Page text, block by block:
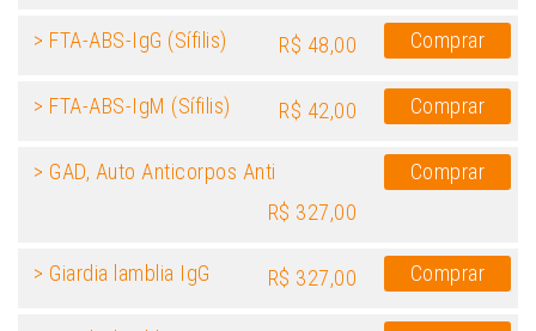
> FTA-ABS-IgG (Sífilis) R$ 48,00 Comprar
> FTA-ABS-IgM (Sífilis) R$ 42,00 Comprar
> GAD, Auto Anticorpos Anti
R$ 327,00
Comprar
> Giardia lamblia IgG R$ 327,00 Comprar